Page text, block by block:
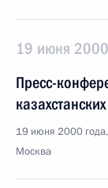
19 июня 2000
Пресс-
19 июня 2000
Москва